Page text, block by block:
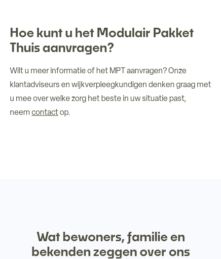
Hoe kunt u het Modulair Pakket
Thuis aanvragen?
Wilt u meer informatie of het MPT aanvragen?Onze
klantadviseurs en wijkverpleegkundigen denken graag met
u mee over welke zorg het beste in uw situatie past,
neem contactop.
Wat bewoners, familie en
bekenden zeggen over ons